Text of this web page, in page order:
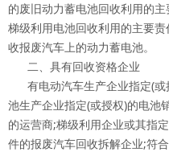
的废旧动力蓄电池回收利用的
梯级利用电池回收利用的主要
收报废汽车上的动力蓄电池。
二、具有回收资格企业
有电动汽车生产企业指定(或
池生产企业指定(或授权)的电池
的运营商;梯级利用企业或其指
件的报废汽车回收拆解企业;符